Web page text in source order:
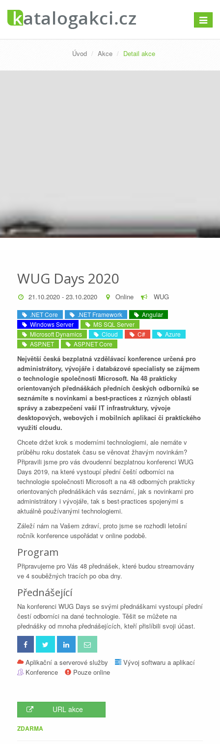
Úvod Akce Detail akce
WUG Days 2020
21.10.2020 - 23.10.2020 Online WUG
.NET Core .NET Framework
Angular
Windows Server
MS SQL Server
Microsoft Dynamics
Cloud C#
Azure
ASP.NET
ASP.NET Core
Největší česká bezplatná vzdělávací konference určená pro
administrátory, vývojáře i databázové specialisty se zájmem
o technologie společnosti Microsoft. Na 48 prakticky
orientovaných přednáškách předních českých odborníků se
seznámíte s novinkami a best-practices z různých oblastí
správy a zabezpečení vaší IT infrastruktury, vývoje
desktopových, webových i mobilních aplikací či praktického
využití cloudu.
Chcete držet krok s moderními technologiemi, ale nemáte v
průběhu roku dostatek času se věnovat žhavým novinkám?
Připravili jsme pro vás dvoudenní bezplatnou konferenci WUG
Days 2019, na které vystoupí přední čeští odborníci na
technologie společnosti Microsoft a na 48 odborných prakticky
orientovaných přednáškách vás seznámí, jak s novinkami pro
administrátory i vývojáře, tak s best-practices spojenými s
aktuálně používanými technologiemi.
Záleží nám na Vašem zdraví, proto jsme se rozhodli letošní
ročník konference uspořádat v online podobě.
Program
Připravujeme pro Vás 48 přednášek, které budou streamovány
ve 4 souběžných tracích po oba dny.
Přednášející
Na konferenci WUG Days se svými přednáškami vystoupí přední
čestí odborníci na dané technologie. Těšit se můžete na
přednášky od mnoha přednášejících, kteří přislíbili svoji účast.
Aplikační a serverové služby
Vývoj softwaru a aplikací
Konference
Pouze online
URL akce
ZDARMA